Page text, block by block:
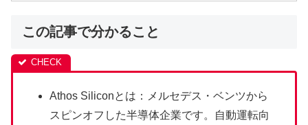
この記事で分かること
Athos Siliconとは：メルセデス・ベンツから
スピンオフした半導体企業です。自動運転向